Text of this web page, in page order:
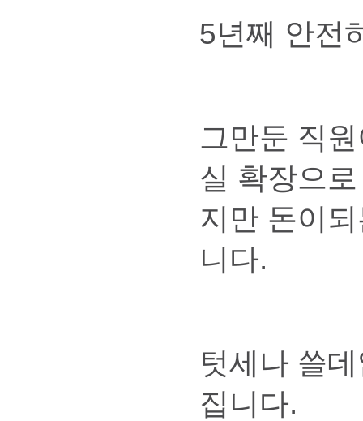
5년째 안전
그만둔 직
실 확장으
지만 돈이
니다.
텃세나 쓸
집니다.